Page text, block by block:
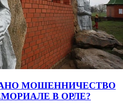
МОШЕННИЧЕСТВО
В ОРЛЕ?